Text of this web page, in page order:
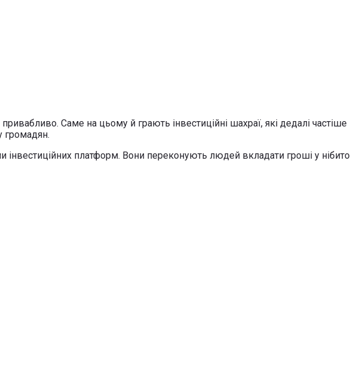
Саме на цьому й грають інвестиційні шахраї, які дедалі частіше
громадян.
платформ. Вони переконують людей вкладати гроші у нібито